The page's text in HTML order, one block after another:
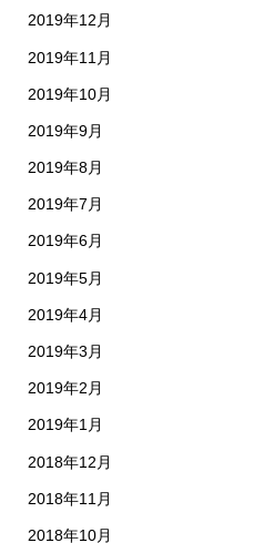
2019年12月
2019年11月
2019年10月
2019年9月
2019年8月
2019年7月
2019年6月
2019年5月
2019年4月
2019年3月
2019年2月
2019年1月
2018年12月
2018年11月
2018年10月